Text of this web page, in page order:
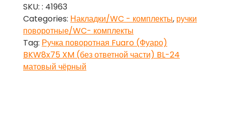
(Фуаро)
BKW8x75
XM
(без
ответной
части)
SKU: : 41963
Categories: Накладки/WC - комплекты, ручки
поворотные/WC- комплекты
Tag: Ручка поворотная Fuaro (Фуаро)
BKW8x75 XM (без ответной части) BL-24
матовый чёрный